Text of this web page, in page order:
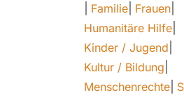
Familie Frauen
Humanitäre Hilfe
Kinder / Jugend
Kultur / Bildung
Menschenrechte